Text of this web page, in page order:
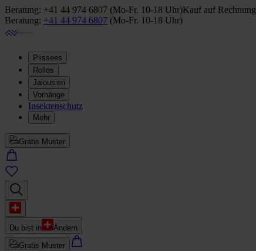
Beratung: +41 44 974 6807 (Mo-Fr. 10-18 Uhr)Kauf auf Rechnung
Beratung: +41 44 974 6807 (Mo-Fr. 10-18 Uhr)
Plissees
Rollos
Jalousien
Vorhänge
Insektenschutz
Mehr
Gratis Muster
Du bist in
Ändern
Gratis Muster